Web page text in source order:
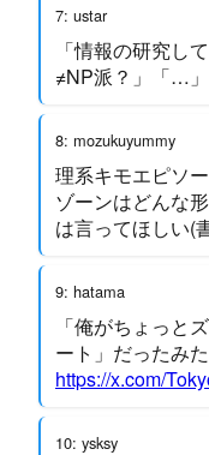
7: ustar
「情報の研究し
≠NP派？」「…」
8: mozukuyummy
理系キモエピソ
ゾーンはどんな
は言ってほしい(
9: hatama
「俺がちょっと
ート」だったみた
https://x.com/
10: ysksy